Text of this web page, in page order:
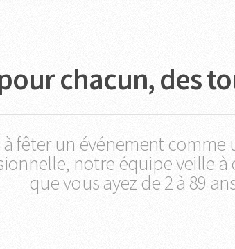
chacun, des
fêter un événement
notre équipe veille à
que vous ayez de 2 à 89